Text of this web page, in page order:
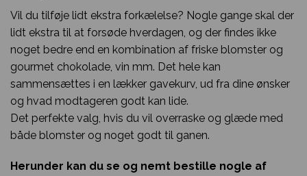
Vil du tilføje lidt ekstra forkælelse? Nogle gange skal der
lidt ekstra til at forsøde hverdagen, og der findes ikke
noget bedre end en kombination af friske blomster og
gourmet chokolade, vin mm. Det hele kan
sammensættes i en lækker gavekurv, ud fra dine ønsker
og hvad modtageren godt kan lide.
Det perfekte valg, hvis du vil overraske og glæde med
både blomster og noget godt til ganen.
Herunder kan du se og nemt bestille nogle af